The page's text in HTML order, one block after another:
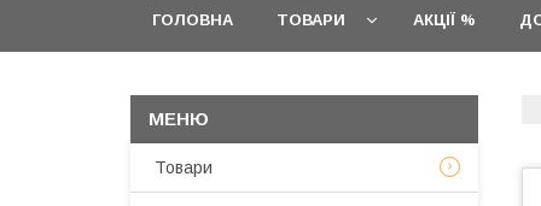
ГОЛОВНА ТОВАРИ АКЦІЇ %
Товари